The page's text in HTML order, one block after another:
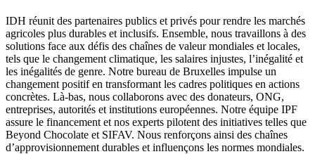
IDH réunit des partenaires publics et privés pour rendre les marchés
agricoles plus durables et inclusifs. Ensemble, nous travaillons à des
solutions face aux défis des chaînes de valeur mondiales et locales,
tels que le changement climatique, les salaires injustes, l’inégalité et
les inégalités de genre. Notre bureau de Bruxelles impulse un
changement positif en transformant les cadres politiques en actions
concrètes. Là-bas, nous collaborons avec des donateurs, ONG,
entreprises, autorités et institutions européennes. Notre équipe IPF
assure le financement et nos experts pilotent des initiatives telles que
Beyond Chocolate et SIFAV. Nous renforçons ainsi des chaînes
d’approvisionnement durables et influençons les normes mondiales.